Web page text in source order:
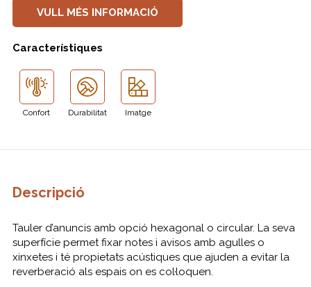
VULL MÉS INFORMACIÓ
Característiques
Confort Durabilitat Imatge
Descripció
Tauler d’anuncis amb opció hexagonal o circular. La seva
superfície permet fixar notes i avisos amb agulles o
xinxetes i té propietats acústiques que ajuden a evitar la
reverberació als espais on es col·loquen.